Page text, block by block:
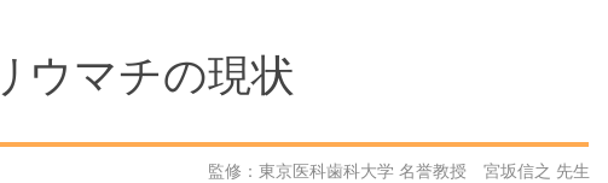
ウマチの現状
監修：東京医科歯科大学 名誉教授 宮坂信之 先生